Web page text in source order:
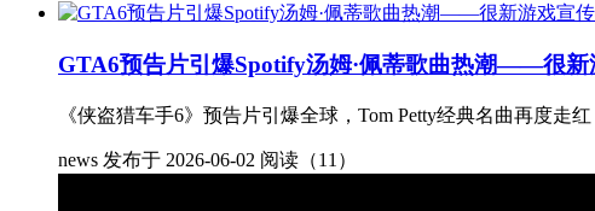
GTA6预告片引爆Spotify汤姆·佩蒂歌曲热潮——很新
《侠盗猎车手6》预告片引爆全球，Tom Petty经典名曲再度走
news 发布于 2026-06-02 阅读（11）